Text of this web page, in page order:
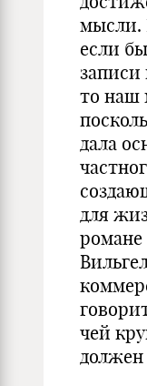
мысли.
если
записи
то наш
дала
для
романе
чей